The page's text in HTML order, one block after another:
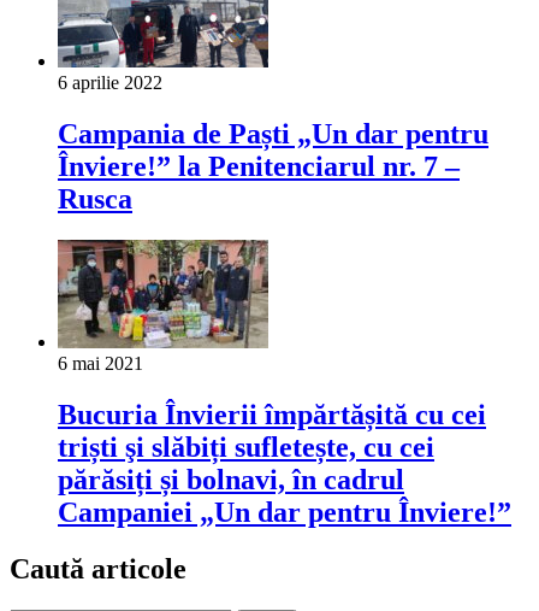
6 aprilie 2022
Campania de Paști „Un dar pentru
Înviere!” la Penitenciarul nr. 7 –
Rusca
6 mai 2021
Bucuria Învierii împărtășită cu cei
triști şi slăbiți sufletește, cu cei
părăsiți și bolnavi, în cadrul
Campaniei „Un dar pentru Înviere!”
Caută articole